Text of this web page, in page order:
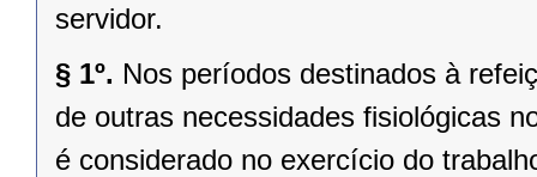
servidor.
§ 1º. Nos períodos destinados à
de outras necessidades fisiológicas
é considerado no exercício do